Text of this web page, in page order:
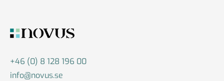
+46 (0) 8 128 196 00
info@novus.se